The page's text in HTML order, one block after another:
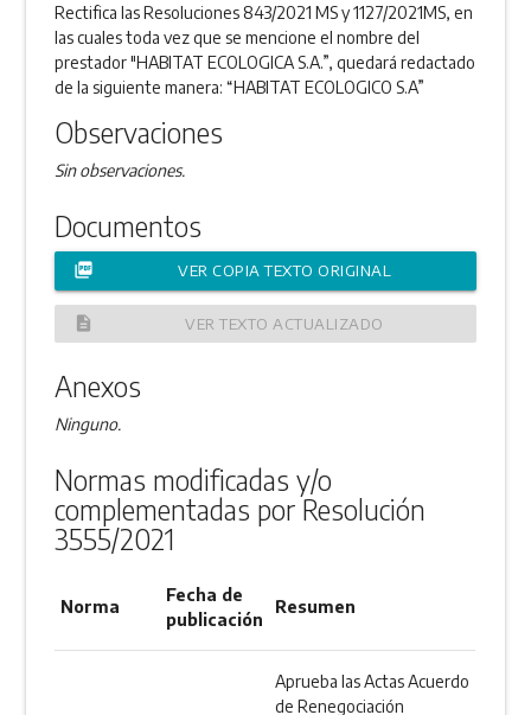
Rectifica las Resoluciones 843/2021 MS y 1127/2021MS, en
las cuales toda vez que se mencione el nombre del
prestador "HABITAT ECOLOGICA S.A.”, quedará redactado
de la siguiente manera: “HABITAT ECOLOGICO S.A”
Observaciones
Sin observaciones.
Documentos
picture_as_pdf VER COPIA TEXTO ORIGINAL
description VER TEXTO ACTUALIZADO
Anexos
Ninguno.
Normas modificadas y/o
complementadas por Resolución
3555/2021
Norma
Fecha de
publicación
Resumen
Aprueba las Actas Acuerdo
de Renegociación